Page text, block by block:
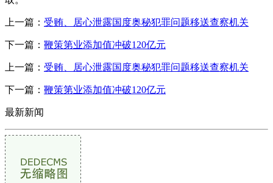
上一篇： 受贿、居心泄露国度奥秘犯罪问题移送查察机关
下一篇： 鞭策第业添加值冲破120亿元
上一篇： 受贿、居心泄露国度奥秘犯罪问题移送查察机关
下一篇： 鞭策第业添加值冲破120亿元
最新新闻